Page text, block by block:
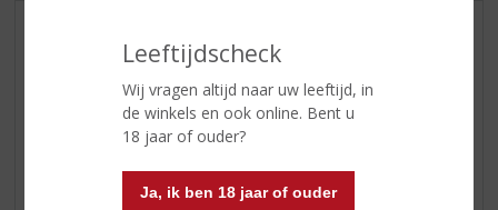
Leeftijdscheck
Wij vragen altijd naar uw leeftijd, in
de winkels en ook online. Bent u
18 jaar of ouder?
Ja, ik ben 18 jaar of ouder
WIJN VAN DE MAAND
WHISKY VAN DE MAAND
RUM VAN DE MAAND
BIER VAN DE MAAND
SPIRIT VAN DE MAAND